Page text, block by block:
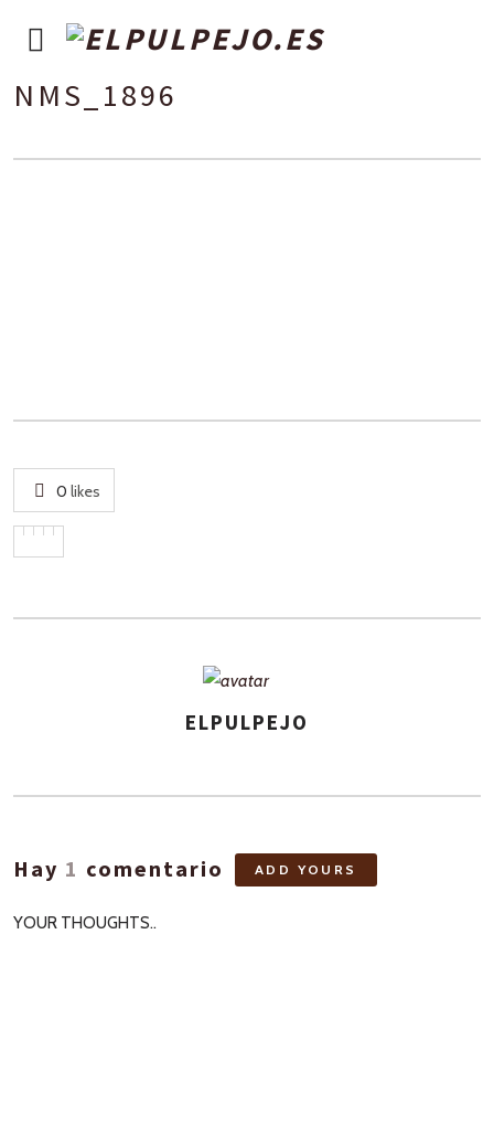
NMS_1896
0 likes
ELPULPEJO
Hay 1 comentario ADD YOURS